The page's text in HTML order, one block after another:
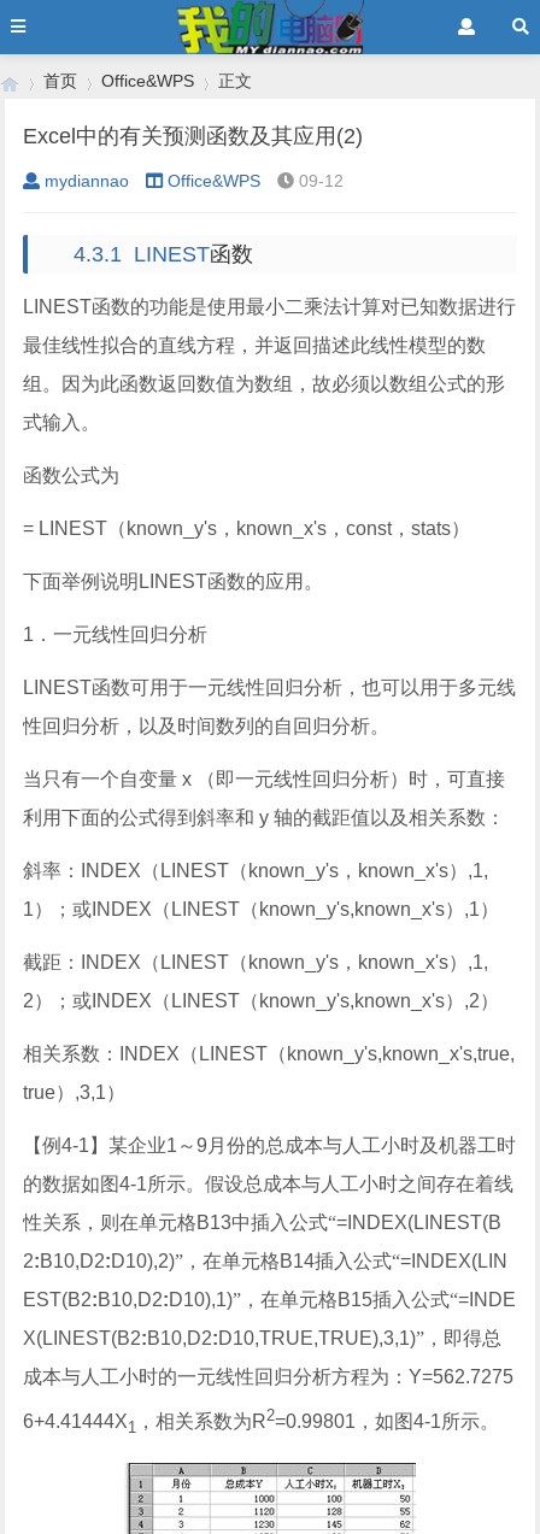
›
首页
›
Office&WPS
›
正文
Excel中的有关预测函数及其应用(2)
mydiannao Office&WPS 09-12
4.3.1 LINEST函数
LINEST函数的功能是使用最小二乘法计算对已知数据进行
最佳线性拟合的直线方程，并返回描述此线性模型的数
组。因为此函数返回数值为数组，故必须以数组公式的形
式输入。
函数公式为
= LINEST （ known_y's ， known_x's ，const，stats）
下面举例说明 LINEST函数的应用。
1 ．一元线性回归分析
LINEST函数可用于一元线性回归分析，也可以用于多元线
性回归分析，以及时间数列的自回归分析。
当只有一个自变量 x
（即一元线性回归分析）时，可直接
利用下面的公式得到斜率和 y轴的截距值以及相关系数：
斜率： INDEX （ LINEST （ known_y's ， known_x's） ,1,
1）；或 INDEX （ LINEST （ known_y's,known_x's） ,1）
截距： INDEX （ LINEST （ known_y's ， known_x's） ,1,
2）；或 INDEX （ LINEST （ known_y's,known_x's） ,2）
相关系数： INDEX （ LINEST （ known_y's,known_x's,true,
true） ,3,1）
【例4-1 】 某企业1 ～9 月份的总成本与人工小时及机器工时
的数据如图4-1所示。假设总成本与人工小时之间存在着线
性关系，则在单元格B13中插入公式“=INDEX(LINEST(B
2:B10,D2:D10),2)”，在单元格B14插入公式“=INDEX(LIN
EST(B2:B10,D2:D10),1)”，在单元格B15插入公式“=INDE
X(LINEST(B2:B10,D2:D10,TRUE,TRUE),3,1)”，即得总
成本与人工小时的一元线性回归分析方程为：Y=562.7275
6+4.41444X1 ，相关系数为R2=0.99801 ，如图4-1所示。